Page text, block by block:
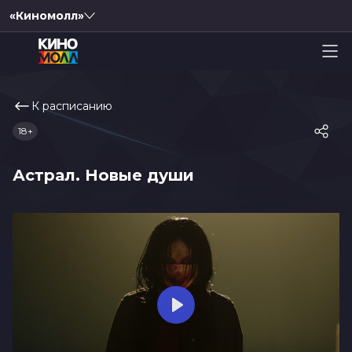
«Киномолл»
К расписанию
Астрал. Новые души
18+
Play